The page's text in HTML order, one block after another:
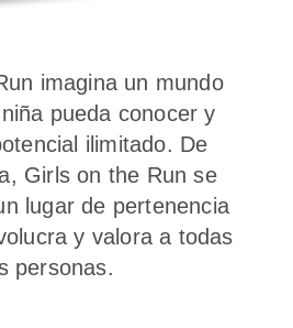
imagina un mundo
pueda conocer y
ilimitado. De
Girls on the Run se
lugar de pertenencia
y valora a todas
personas.